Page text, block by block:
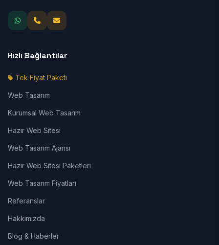
Hızlı Bağlantılar
Tek Fiyat Paketi
Web Tasarım
Kurumsal Web Tasarım
Hazır Web Sitesi
Web Tasarım Ajansı
Hazır Web Sitesi Paketleri
Web Tasarım Fiyatları
Referanslar
Hakkımızda
Blog & Haberler